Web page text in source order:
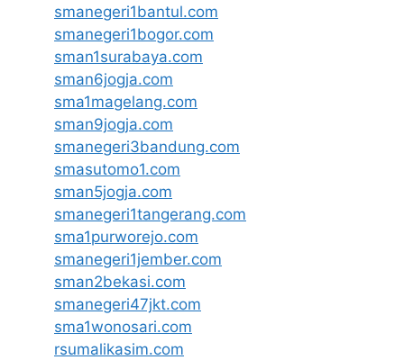
smanegeri1bantul.com
smanegeri1bogor.com
sman1surabaya.com
sman6jogja.com
sma1magelang.com
sman9jogja.com
smanegeri3bandung.com
smasutomo1.com
sman5jogja.com
smanegeri1tangerang.com
sma1purworejo.com
smanegeri1jember.com
sman2bekasi.com
smanegeri47jkt.com
sma1wonosari.com
rsumalikasim.com